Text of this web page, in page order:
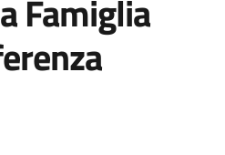
Famiglia